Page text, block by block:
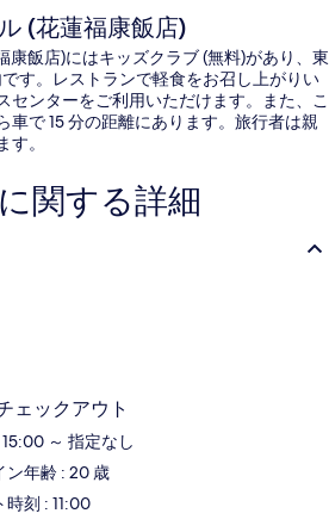
(花蓮福康飯店)
康飯店)にはキッズクラブ (無料)があり、東
す。レストランで軽食をお召し上がりい
センターをご利用いただけます。また、こ
車で 15 分の距離にあります。旅行者は親
。
関する詳細
ェックアウト
～ 指定なし
ン年齢 : 20 歳
刻 : 11:00